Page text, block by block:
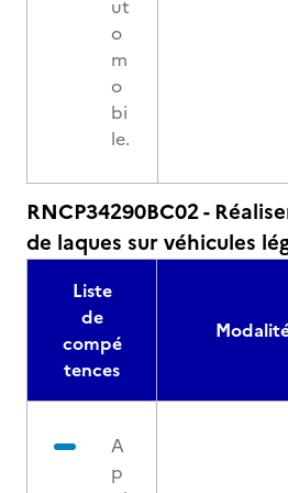
ut
o
m
o
bi
le.
RNCP34290BC02 -
de laques sur véhicules
Liste
de
compé
tences
A
p